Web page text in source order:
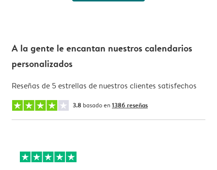
A la gente le encantan nuestros calendarios
personalizados
Reseñas de 5 estrellas de nuestros clientes satisfechos
3.8 basado en 1386 reseñas